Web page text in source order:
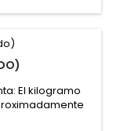
El kilogramo